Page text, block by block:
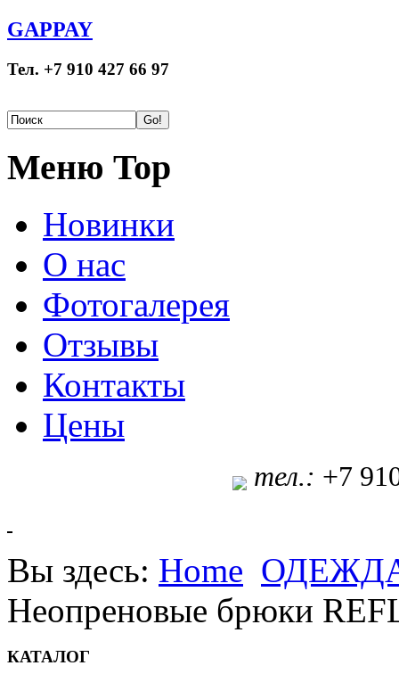
GAPPAY
Тел. +7 910 427 66 97
Меню Top
Новинки
О нас
Фотогалерея
Отзывы
Контакты
Цены
тел.: +7
Вы здесь: Home
Неопреновые брюки
КАТАЛОГ